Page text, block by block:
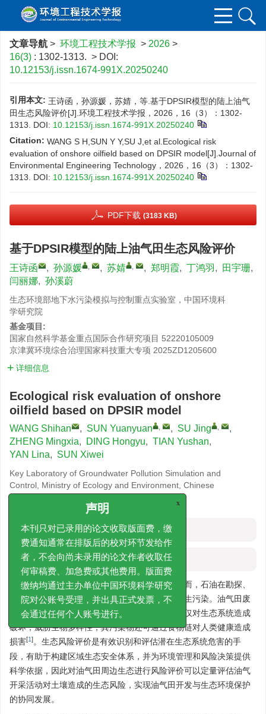
文章导航 > 环境工程技术学报 > 2026 >
16(3) : 1302-1313. > DOI:
10.12153/j.issn.1674-991X.20250240
引用本文: 王诗函，孙源媛，苏婧，等.基于DPSIR模型的陆上油气
田生态风险评价[J].环境工程技术学报，2026，16（3）：1302-
1313.
DOI: 10.12153/j.issn.1674-991X.20250240
Citation: WANG S H,SUN Y Y,SU J,et al.Ecological risk
evaluation of onshore oilfield based on DPSIR model[J].Journal of
Environmental Engineering Technology，2026，16（3）：1302-
1313.
DOI: 10.12153/j.issn.1674-991X.20250240
PDF下载 (3183 KB)
基于DPSIR模型的陆上油气田生态风险评价
王诗函 , 孙源媛 , , 苏婧 , , 郑明霞, 丁鸿羽 , 田宇珊,
闫丽娜, 孙溪蔚
生态环境部地下水污染模拟与控制重点实验室，中国环境科
学研究院
基金项目:
国家自然科学基金重点国际合作研究项目 52220105009
京津冀环境综合治理国家科技重大专项 2025ZD1205600
详细信息
Ecological risk evaluation of onshore
oilfield based on DPSIR model
WANG Shihan , SUN Yuanyuan , , SU Jing ,
,
ZHENG Mingxia, DING Hongyu, TIAN Yushan,
YAN Lina, SUN Xiwei
Key Laboratory of Groundwater Pollution Simulation and
Control, Ministry of Ecology and Environment, Chinese
Research Academy of Environmental Sciences
摘要
HTML全文
石油工业是我国能源和经济的重要支柱，然而，石油在勘探、
生产、加工、运输和储存过程中不可避免地会发生污染。油气田废
物的排放导致土壤环境的生态风险显著增加，不仅对生态系统造成
破坏，威胁生物多样性，其污染物还可通过食物链对人类健康造成
损害[1]。生态风险评价是有效识别和评估潜在生态系统危害的手
段，有助于构建区域生态安全体系，并为环境管理和风险决策提供
科学依据，因此对油气田周边生态进行风险评价可以定量评估油气
开采活动对土壤造成的生态风险，实现油气田开发与生态环境保护
的协同发展。
声明
本刊只对已录用的论文收取版面费，缴
费通知通常在排版后的校对环节发给作
者，不会向尚未录用的论文作者收取任
何审稿费、加急费或其他费用。版面费
缴纳均通过主办单位中国环境科学研究
院对公账号受理，并出具正式发票，不